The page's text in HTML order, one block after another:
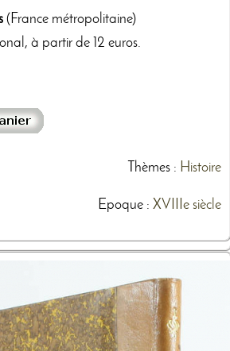
(France métropolitaine)
à partir de 12 euros.
Thèmes: Histoire
Epoque : XVIIIe siècle